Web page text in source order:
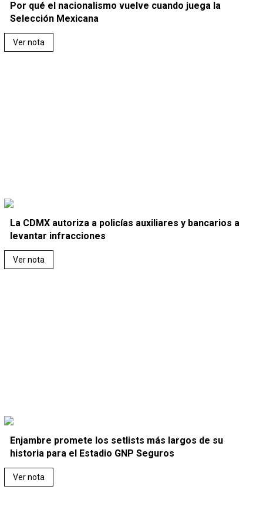
Por qué el nacionalismo vuelve cuando juega la
Selección Mexicana
Ver nota
La CDMX autoriza a policías auxiliares y bancarios a
levantar infracciones
Ver nota
Enjambre promete los setlists más largos de su
historia para el Estadio GNP Seguros
Ver nota